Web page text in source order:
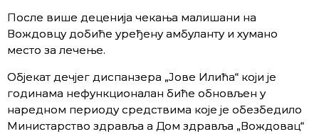
После више деценија чекања малишани на
Вождовцу добиће уређену амбуланту и хумано
место за лечење.
Објекат дечјег диспанзера „Jове Илића“ који је
годинама нефункционалан биће обновљен у
наредном периоду средствима које је обезбедило
Министарство здравља а Дом здравља „Вождовац“